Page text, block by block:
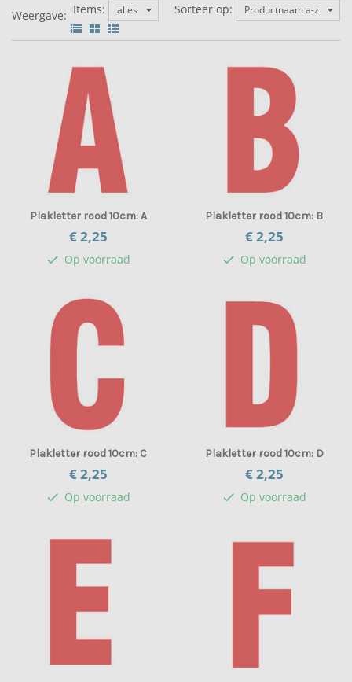
Sorteer op: Productnaam a-z
Items: alles
Weergave:
Plakletter rood 10cm: A
€ 2,25
check Op voorraad
Plakletter rood 10cm: B
€ 2,25
check Op voorraad
Plakletter rood 10cm: C
€ 2,25
check Op voorraad
Plakletter rood 10cm: D
€ 2,25
check Op voorraad